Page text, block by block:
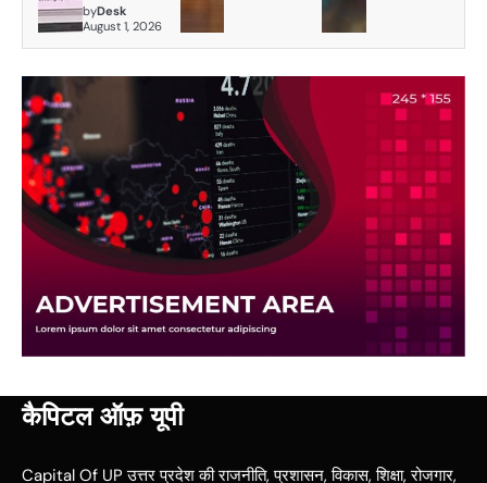
byDesk
August 1, 2026
कैपिटल ऑफ़ यूपी
Capital Of UP उत्तर प्रदेश की राजनीति, प्रशासन, विकास, शिक्षा, रोजगार,